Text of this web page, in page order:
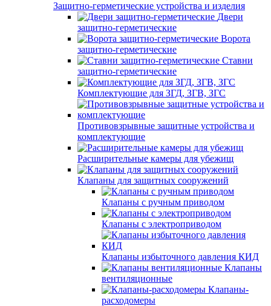
Защитно-герметические устройства и изделия
Двери
защитно-герметические
Ворота
защитно-герметические
Ставни
защитно-герметические
Комплектующие для ЗГД, ЗГВ, ЗГС
Противовзрывные защитные устройства и
комплектующие
Расширительные камеры для убежищ
Клапаны для защитных сооружений
Клапаны с ручным приводом
Клапаны с электроприводом
Клапаны избыточного давления КИД
Клапаны
вентиляционные
Клапаны-
расходомеры